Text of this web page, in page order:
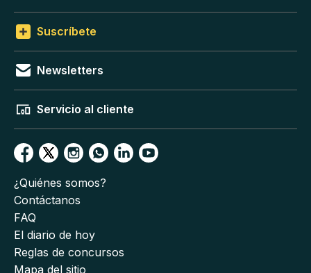
Suscríbete
Newsletters
Servicio al cliente
¿Quiénes somos?
Contáctanos
FAQ
El diario de hoy
Reglas de concursos
Mapa del sitio